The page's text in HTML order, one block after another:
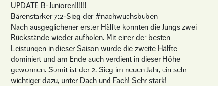
UPDATE B-Junioren‼️‼️‼️
Bärenstarker 7:2-Sieg der #nachwuchsbuben
Nach ausgeglichener erster Hälfte konnten die Jungs zwei
Rückstände wieder aufholen. Mit einer der besten
Leistungen in dieser Saison wurde die zweite Hälfte
dominiert und am Ende auch verdient in dieser Höhe
gewonnen. Somit ist der 2. Sieg im neuen Jahr, ein sehr
wichtiger dazu, unter Dach und Fach! Sehr stark!